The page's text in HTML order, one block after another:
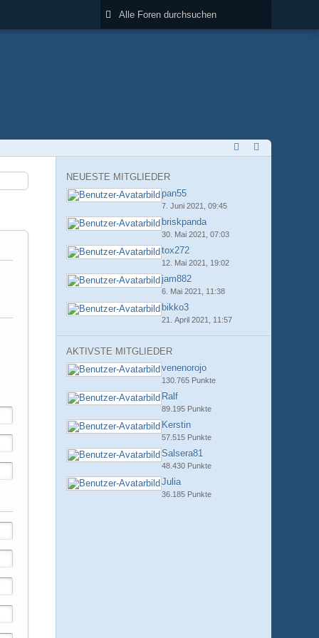
NEUESTE MITGLIEDER
pan55
7. Juni 2021, 09:45
briskpanda
30. Mai 2021, 07:03
tox272
12. Mai 2021, 19:02
jam882
6. Mai 2021, 11:38
bikko3
21. April 2021, 11:57
AKTIVSTE MITGLIEDER
venenorojo
130.765 Punkte
Ralf
89.195 Punkte
Kerstin
57.515 Punkte
Salsera81
48.430 Punkte
Julia
36.185 Punkte